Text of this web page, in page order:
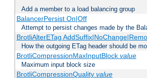
Add a member to a load balancing group
BalancerPersist On|Off
Attempt to persist changes made by the
BrotliAlterETag
How the outgoing ETag header should be
BrotliCompressionMaxInputBlock value
Maximum input block size
BrotliCompressionQuality value